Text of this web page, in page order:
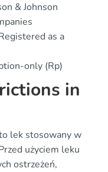
& Johnson
as a
only (Rp)
in
lek stosowany w
użyciem leku
ostrzeżeń,